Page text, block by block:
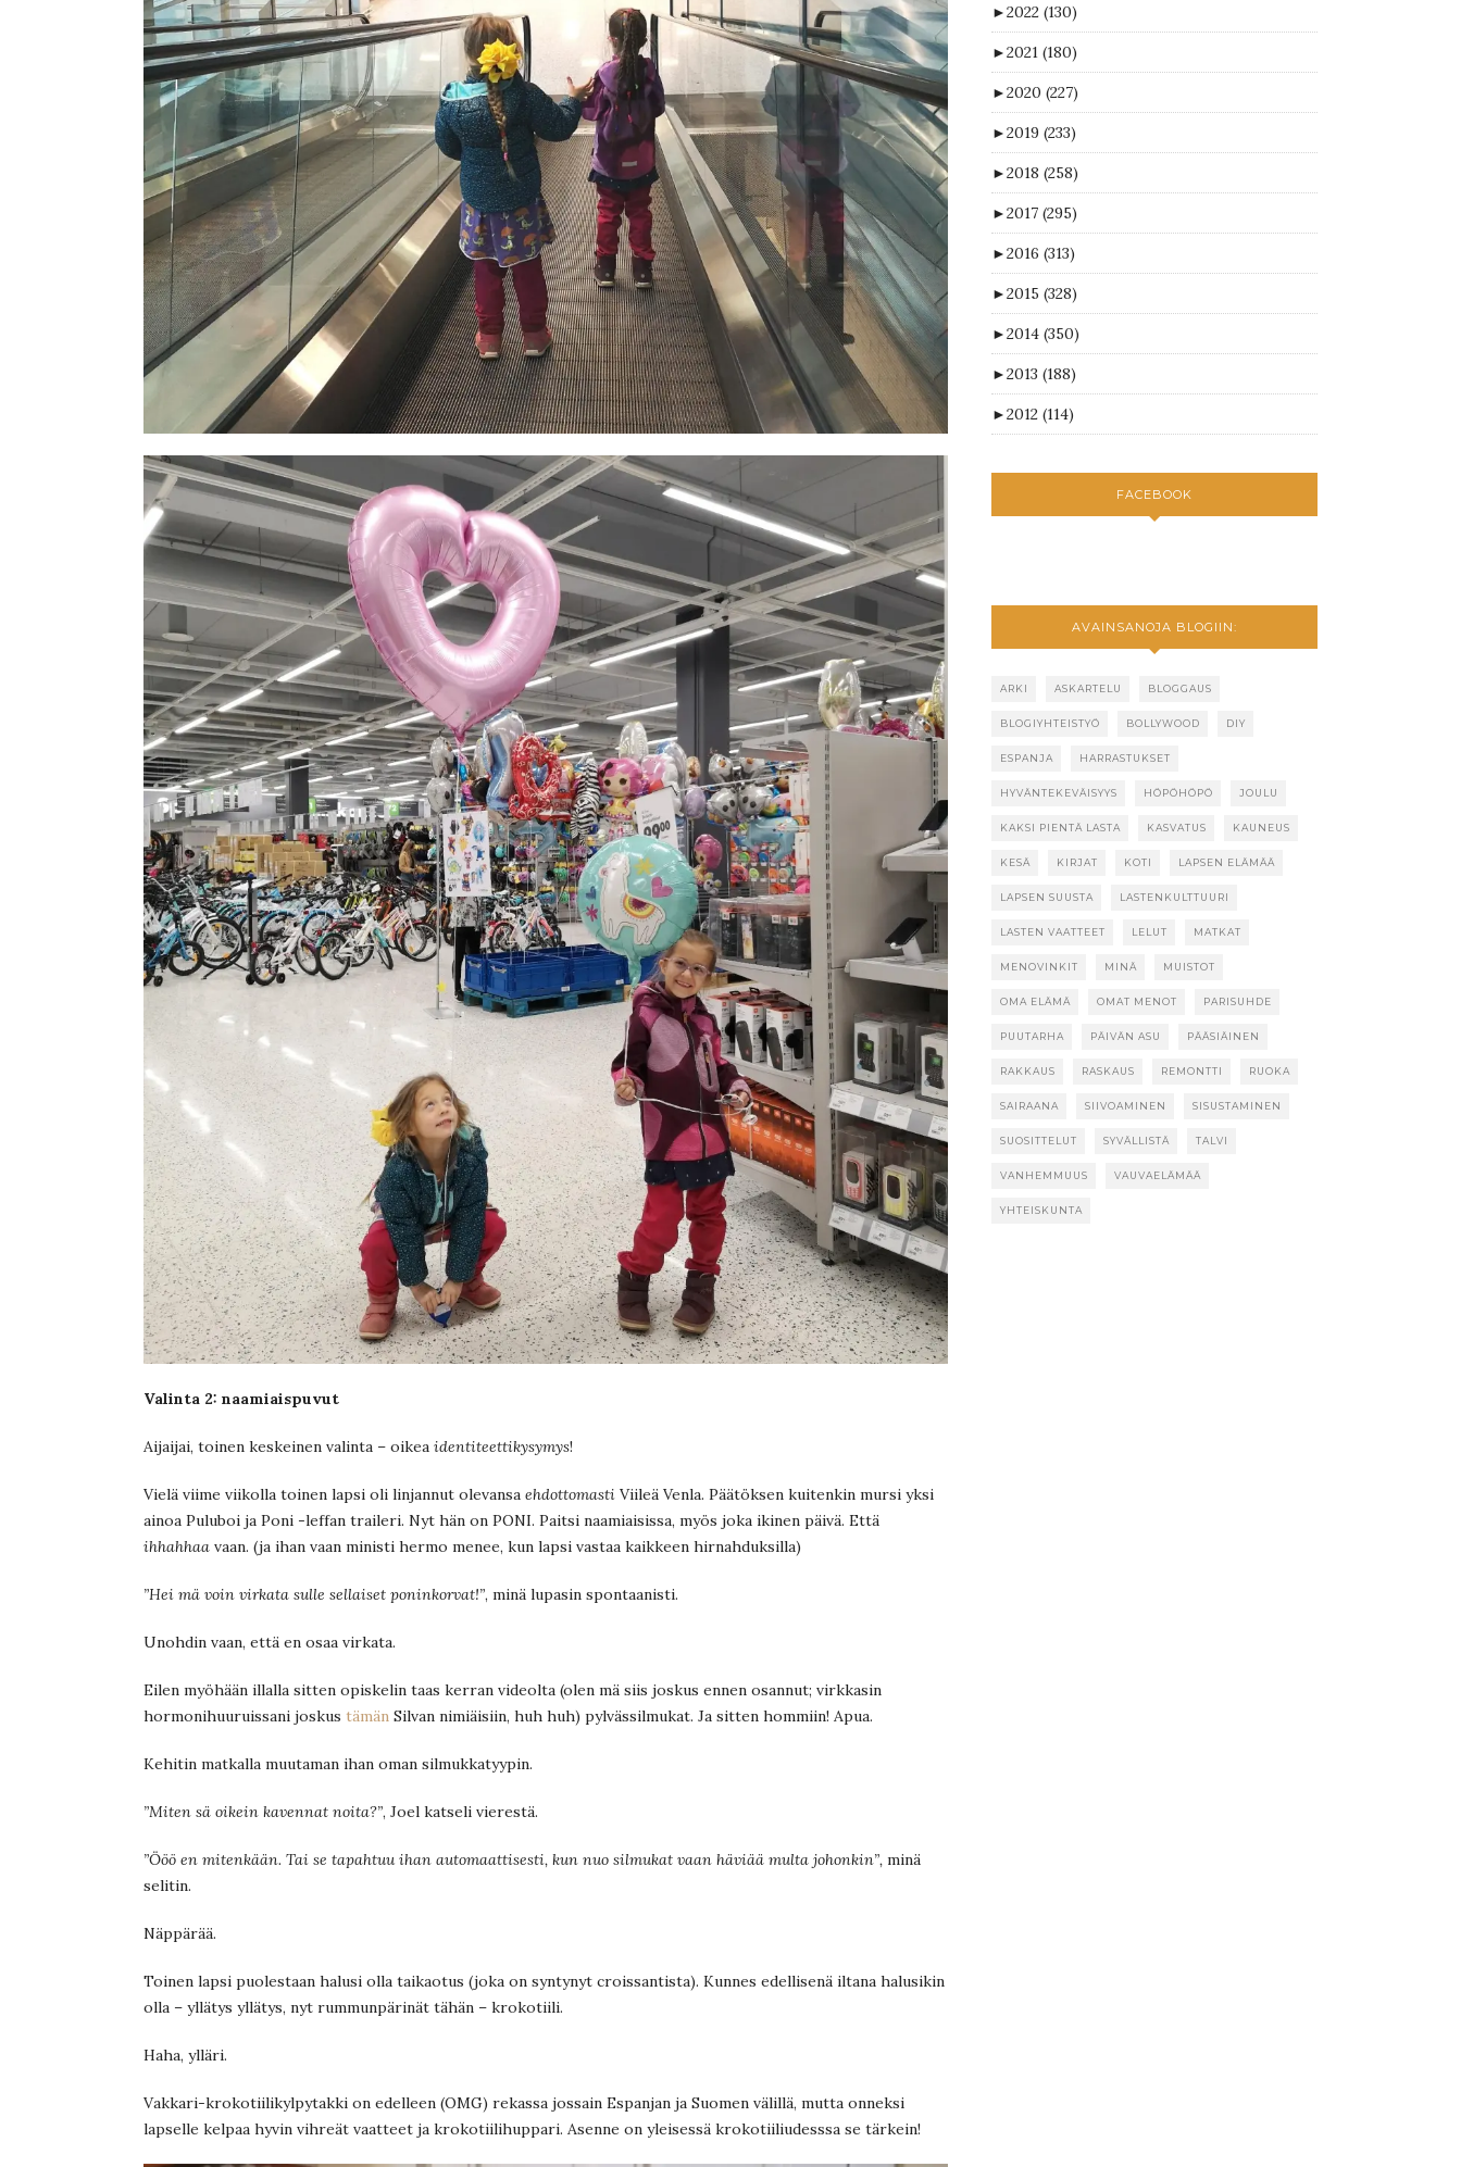
Valinta 2: naamiaispuvut
Aijaijai, toinen keskeinen valinta – oikea identiteettikysymys!
Vielä viime viikolla toinen lapsi oli linjannut olevansa ehdottomasti Viileä Venla. Päätöksen kuitenkin mursi yksi
ainoa Puluboi ja Poni -leffan traileri. Nyt hän on PONI. Paitsi naamiaisissa, myös joka ikinen päivä. Että
ihhahhaa vaan. (ja ihan vaan ministi hermo menee, kun lapsi vastaa kaikkeen hirnahduksilla)
”Hei mä voin virkata sulle sellaiset poninkorvat!”, minä lupasin spontaanisti.
Unohdin vaan, että en osaa virkata.
Eilen myöhään illalla sitten opiskelin taas kerran videolta (olen mä siis joskus ennen osannut; virkkasin
hormonihuuruissani joskus tämän Silvan nimiäisiin, huh huh) pylvässilmukat. Ja sitten hommiin! Apua.
Kehitin matkalla muutaman ihan oman silmukkatyypin.
”Miten sä oikein kavennat noita?”, Joel katseli vierestä.
”Ööö en mitenkään. Tai se tapahtuu ihan automaattisesti, kun nuo silmukat vaan häviää multa johonkin”, minä
selitin.
Näppärää.
Toinen lapsi puolestaan halusi olla taikaotus (joka on syntynyt croissantista). Kunnes edellisenä iltana halusikin
olla – yllätys yllätys, nyt rummunpärinät tähän – krokotiili.
Haha, ylläri.
Vakkari-krokotiilikylpytakki on edelleen (OMG) rekassa jossain Espanjan ja Suomen välillä, mutta onneksi
lapselle kelpaa hyvin vihreät vaatteet ja krokotiilihuppari. Asenne on yleisessä krokotiiliudesssa se tärkein!
►2022 (130)
►2021 (180)
►2020 (227)
►2019 (233)
►2018 (258)
►2017 (295)
►2016 (313)
►2015 (328)
►2014 (350)
►2013 (188)
►2012 (114)
FACEBOOK
AVAINSANOJA BLOGIIN:
ARKI ASKARTELU BLOGGAUS
BLOGIYHTEISTYÖ BOLLYWOOD DIY
ESPANJA HARRASTUKSET
HYVÄNTEKEVÄISYYS HÖPÖHÖPÖ JOULU
KAKSI PIENTÄ LASTA KASVATUS KAUNEUS
KESÄ KIRJAT KOTI LAPSEN ELÄMÄÄ
LAPSEN SUUSTA LASTENKULTTUURI
LASTEN VAATTEET LELUT MATKAT
MENOVINKIT MINÄ MUISTOT
OMA ELÄMÄ OMAT MENOT PARISUHDE
PUUTARHA PÄIVÄN ASU PÄÄSIÄINEN
RAKKAUS RASKAUS REMONTTI RUOKA
SAIRAANA SIIVOAMINEN SISUSTAMINEN
SUOSITTELUT SYVÄLLISTÄ TALVI
VANHEMMUUS VAUVAELÄMÄÄ
YHTEISKUNTA